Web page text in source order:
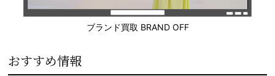
ブランド買取 BRAND OFF
おすすめ情報